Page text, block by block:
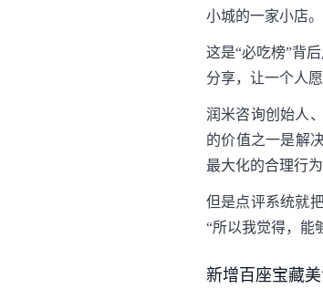
小城的一家小店
这是“必吃榜”背
分享，让一个人
润米咨询创始人
的价值之一是解
最大化的合理行为
但是点评系统就
“所以我觉得，能
新增百座宝藏